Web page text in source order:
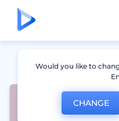
Would you like to
CHANGE